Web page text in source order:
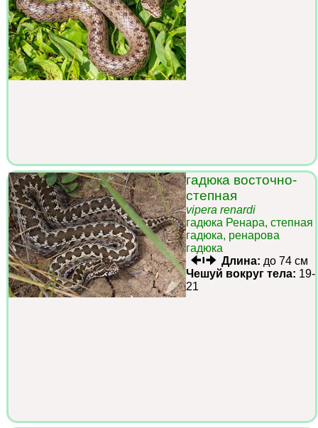
гадюка восточно-
степная
vipera renardi
гадюка Ренара, степная
гадюка, ренарова
гадюка
Длина: до 74 см
Чешуй вокруг тела: 19-
21